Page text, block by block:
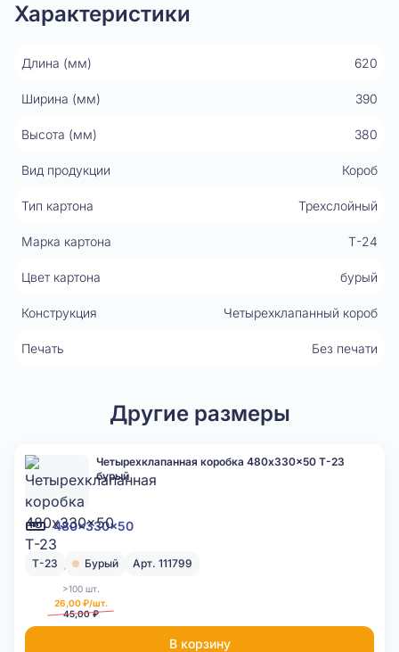
Характеристики
Длина (мм) 620
Ширина (мм) 390
Высота (мм) 380
Вид продукции Короб
Тип картона Трехслойный
Марка картона Т-24
Цвет картона бурый
Конструкция Четырехклапанный короб
Печать Без печати
Другие размеры
480x330x50
Четырехклапанная коробка 480x330x50 Т-23
бурый
Т-23 Бурый Арт. 111799
>100 шт.
26,00 ₽/шт.
45,00 ₽
В корзину